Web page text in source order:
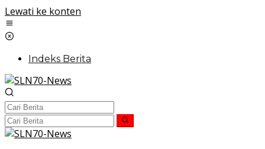
Lewati ke konten
Indeks Berita